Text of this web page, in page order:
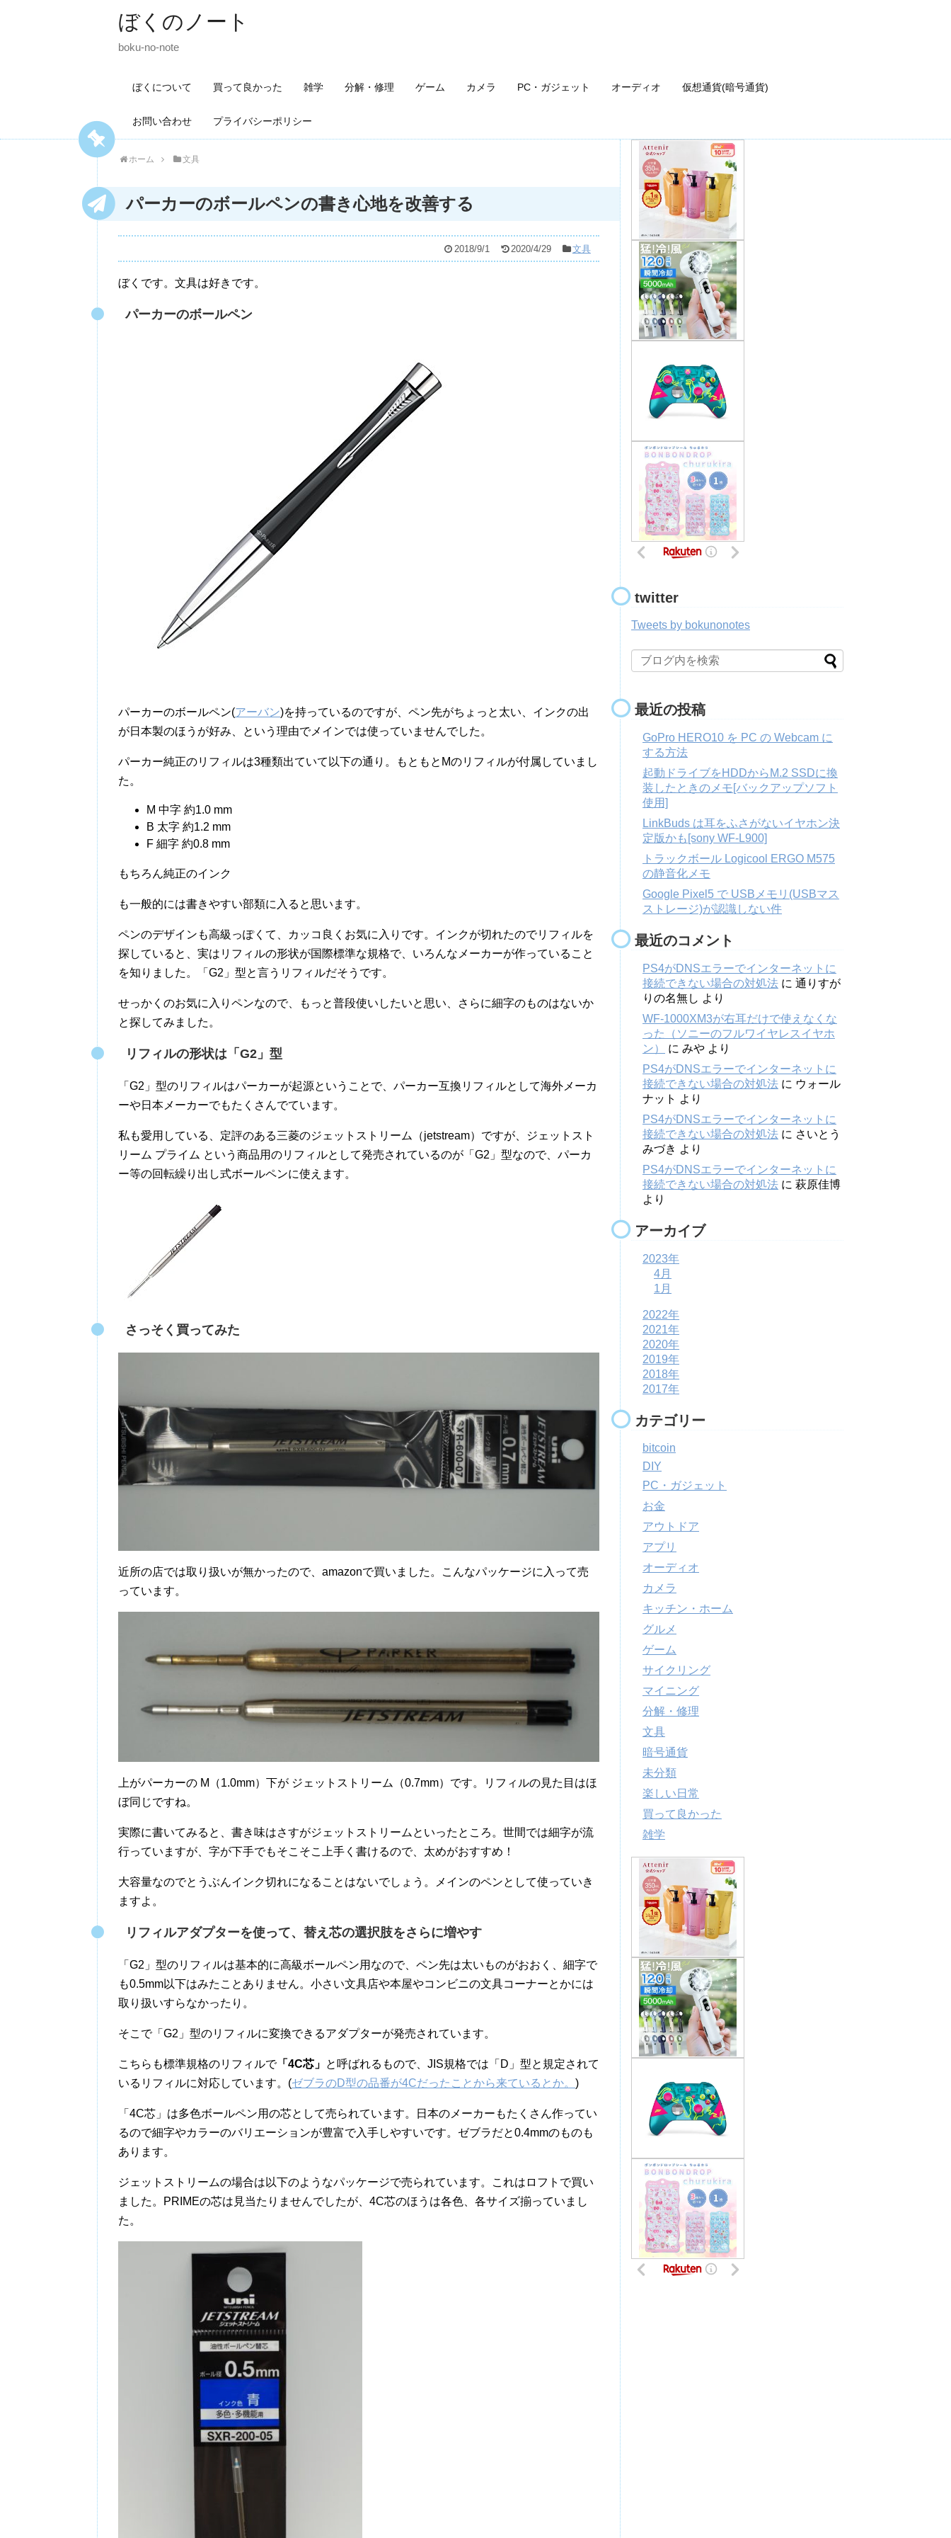
ぼくのノート
boku-no-note
ぼくについて 買って良かった 雑学 分解・修理 ゲーム カメラ PC・ガジェット オーディオ 仮想通貨(暗号通貨)
お問い合わせ プライバシーポリシー
ホーム 文具
パーカーのボールペンの書き心地を改善する
2018/9/1 2020/4/29 文具
ぼくです。文具は好きです。
パーカーのボールペン
パーカーのボールペン(アーバン)を持っているのですが、ペン先がちょっと太い、インクの出
が日本製のほうが好み、という理由でメインでは使っていませんでした。
パーカー純正のリフィルは3種類出ていて以下の通り。もともとMのリフィルが付属していまし
た。
M 中字 約1.0 mm
B 太字 約1.2 mm
F 細字 約0.8 mm
もちろん純正のインク
も一般的には書きやすい部類に入ると思います。
ペンのデザインも高級っぽくて、カッコ良くお気に入りです。インクが切れたのでリフィルを
探していると、実はリフィルの形状が国際標準な規格で、いろんなメーカーが作っていること
を知りました。「G2」型と言うリフィルだそうです。
せっかくのお気に入りペンなので、もっと普段使いしたいと思い、さらに細字のものはないか
と探してみました。
リフィルの形状は「G2」型
「G2」型のリフィルはパーカーが起源ということで、パーカー互換リフィルとして海外メーカ
ーや日本メーカーでもたくさんでています。
私も愛用している、定評のある三菱のジェットストリーム（jetstream）ですが、ジェットスト
リーム プライム という商品用のリフィルとして発売されているのが「G2」型なので、パーカ
ー等の回転繰り出し式ボールペンに使えます。
さっそく買ってみた
近所の店では取り扱いが無かったので、amazonで買いました。こんなパッケージに入って売
っています。
上がパーカーの M（1.0mm）下が ジェットストリーム（0.7mm）です。リフィルの見た目はほ
ぼ同じですね。
実際に書いてみると、書き味はさすがジェットストリームといったところ。世間では細字が流
行っていますが、字が下手でもそこそこ上手く書けるので、太めがおすすめ！
大容量なのでとうぶんインク切れになることはないでしょう。メインのペンとして使っていき
ますよ。
リフィルアダプターを使って、替え芯の選択肢をさらに増やす
「G2」型のリフィルは基本的に高級ボールペン用なので、ペン先は太いものがおおく、細字で
も0.5mm以下はみたことありません。小さい文具店や本屋やコンビニの文具コーナーとかには
取り扱いすらなかったり。
そこで「G2」型のリフィルに変換できるアダプターが発売されています。
こちらも標準規格のリフィルで「4C芯」 と呼ばれるもので、JIS規格では「D」型と規定されて
いるリフィルに対応しています。(ゼブラのD型の品番が4Cだったことから来ているとか。 )
「4C芯」は多色ボールペン用の芯として売られています。日本のメーカーもたくさん作ってい
るので細字やカラーのバリエーションが豊富で入手しやすいです。ゼブラだと0.4mmのものも
あります。
ジェットストリームの場合は以下のようなパッケージで売られています。これはロフトで買い
ました。PRIMEの芯は見当たりませんでしたが、4C芯のほうは各色、各サイズ揃っていまし
た。
twitter
Tweets by bokunonotes
最近の投稿
GoPro HERO10 を PC の Webcam に
する方法
起動ドライブをHDDからM.2 SSDに換
装したときのメモ[バックアップソフト
使用]
LinkBuds は耳をふさがないイヤホン決
定版かも[sony WF-L900]
トラックボール Logicool ERGO M575
の静音化メモ
Google Pixel5 で USBメモリ(USBマス
ストレージ)が認識しない件
最近のコメント
PS4がDNSエラーでインターネットに
接続できない場合の対処法 に 通りすが
りの名無し より
WF-1000XM3が右耳だけで使えなくな
った（ソニーのフルワイヤレスイヤホ
ン）
に みや より
PS4がDNSエラーでインターネットに
接続できない場合の対処法 に ウォール
ナット より
PS4がDNSエラーでインターネットに
接続できない場合の対処法 に さいとう
みづき より
PS4がDNSエラーでインターネットに
接続できない場合の対処法 に 萩原佳博
より
アーカイブ
2023年
4月
1月
2022年
2021年
2020年
2019年
2018年
2017年
カテゴリー
bitcoin
DIY
PC・ガジェット
お金
アウトドア
アプリ
オーディオ
カメラ
キッチン・ホーム
グルメ
ゲーム
サイクリング
マイニング
分解・修理
文具
暗号通貨
未分類
楽しい日常
買って良かった
雑学